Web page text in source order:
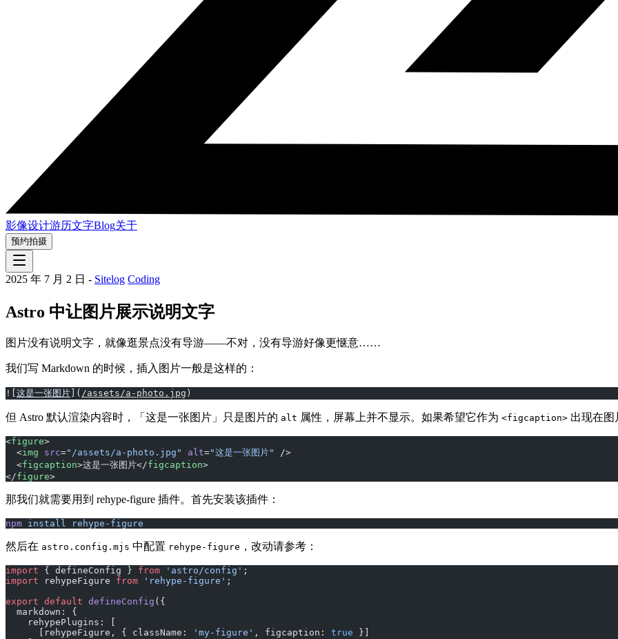
影像设计游历文字Blog关于
预约拍摄
2025 年 7 月 2 日 - Sitelog Coding
Astro 中让图片展示说明文字
图片没有说明文字，就像逛景点没有导游——不对，没有导游好像更惬意……
我们写 Markdown 的时候，插入图片一般是这样的：
![ 这是一张图片 ]( /assets/a-photo.jpg )
但 Astro 默认渲染内容时，「这是一张图片」只是图片的 alt 属性，屏幕上并不显示。如果希望它作为 <figcaption> 出现在图
<figure>
  <
img src="/assets/a-photo.jpg" alt="这是一张图片"
/>
  <
figcaption>这是一张图片</figcaption>
</figure>
那我们就需要用到 rehype-figure 插件。首先安装该插件：
npm install rehype-figure
然后在 astro.config.mjs 中配置 rehype-figure ，改动请参考：
import { defineConfig } from 'astro/config' ;
import rehypeFigure from 'rehype-figure' ;
export default defineConfig ({
  markdown: {
    rehypePlugins: [
      [rehypeFigure, { className:
'my-figure' , figcaption: true }]